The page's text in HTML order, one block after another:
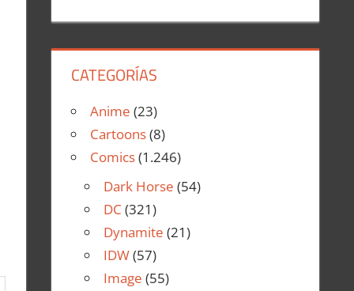
CATEGORÍAS
Anime (23)
Cartoons(8)
Comics(1.246)
Dark Horse (54)
DC (321)
Dynamite (21)
IDW(57)
Image (55)